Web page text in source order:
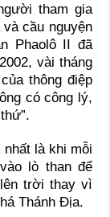
tham gia
cầu nguyện
Phaolô II đã
vài tháng
thông điệp
có công lý,
là khi mỗi
lò than để
trời thay vì
Thánh Địa.